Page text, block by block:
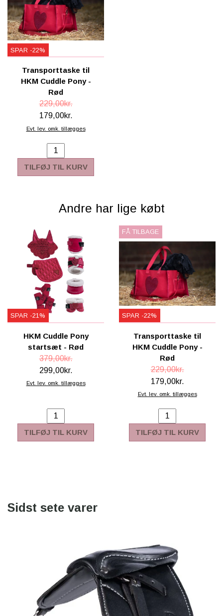
SPAR -22%
Transporttaske til
HKM Cuddle Pony -
Rød
229,00kr.
179,00kr.
Evt. lev. omk. tillægges
TILFØJ TIL KURV
Andre har lige købt
SPAR -21%
HKM Cuddle Pony
startsæt - Rød
379,00kr.
299,00kr.
Evt. lev. omk. tillægges
TILFØJ TIL KURV
FÅ TILBAGE
SPAR -22%
Transporttaske til
HKM Cuddle Pony -
Rød
229,00kr.
179,00kr.
Evt. lev. omk. tillægges
TILFØJ TIL KURV
Sidst sete varer